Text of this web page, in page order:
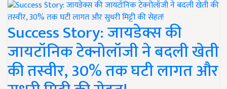
Success Story: जायडेक्स की
जायटॉनिक टेक्नोलॉजी ने बदली खेती
की तस्वीर, 30% तक घटी लागत और